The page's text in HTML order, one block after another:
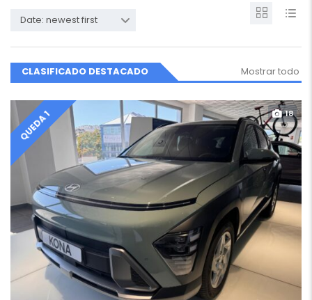
Date: newest first
CLASIFICADO DESTACADO Mostrar todo
QUEDA 1 18